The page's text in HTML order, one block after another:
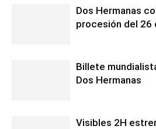
Dos Hermanas
procesión del 26
Billete
Dos Hermanas
Visibles 2H